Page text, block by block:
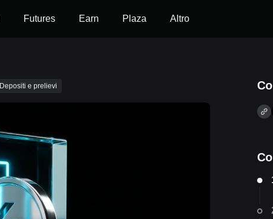
Futures Earn Plaza Altro
Depositi e prelievi